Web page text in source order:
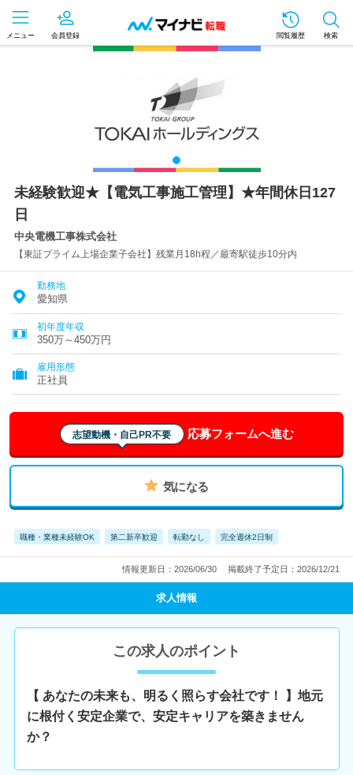
メニュー 会員登録 閲覧履歴 検索
未経験歓迎★【電気工事施工管理】★年間休日127
日
中央電機工事株式会社
【東証プライム上場企業子会社】残業月18h程／最寄駅徒歩10分内
勤務地
愛知県
初年度年収
350万～450万円
雇用形態
正社員
志望動機・自己PR不要 応募フォームへ進む
気になる
職種・業種未経験OK 第二新卒歓迎 転勤なし 完全週休2日制
情報更新日：2026/06/30 掲載終了予定日：2026/12/21
求人情報
この求人のポイント
【 あなたの未来も、明るく照らす会社です！ 】地元
に根付く安定企業で、安定キャリアを築きません
か？